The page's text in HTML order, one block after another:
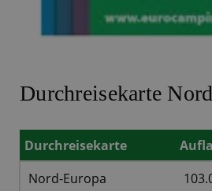
Durchreisekarte
Durchreisekarte
Nord-Europa